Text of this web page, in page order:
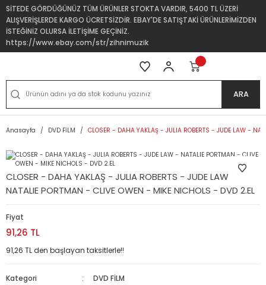
SİTEDE GÖRDÜĞÜNÜZ TÜM ÜRÜNLER STOKTA VARDIR, 5400 TL ÜZERİ
ALIŞVERİŞLERDE KARGO ÜCRETSİZDİR. EBAY'DE SATIŞTAKİ ÜRÜNLERİMİZDEN
İSTEĞİNİZ OLURSA İLETİŞİME GEÇİNİZ.
https://www.ebay.com/str/zihnimuzik
ARA
Anasayfa DVD FİLM CLOSER - DAHA YAKLAŞ - JULIA ROBERTS - JUDE LAW -
CLOSER - DAHA YAKLAŞ - JULIA ROBERTS - JUDE LAW -
NATALIE PORTMAN - CLIVE OWEN - MIKE NICHOLS - DVD 2.EL
Fiyat
91,26 TL
91,26 TL den başlayan taksitlerle!!
Kategori
DVD FİLM